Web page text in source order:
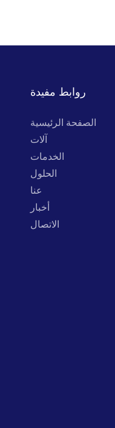
روابط مفيدة
الصفحة الرئيسية
آلات
الخدمات
الحلول
عنا
أخبار
الاتصال